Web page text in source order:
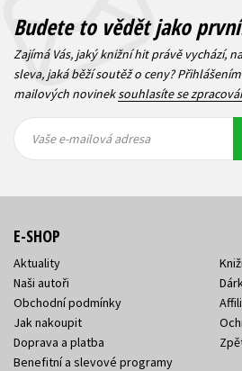
Budete to vědět jako
Zajímá Vás, jaký knižní hit právě vychází,
sleva, jaká běží soutěž o ceny?
mailových novineksouhlasíte se
mailová
mailová
Vaše e-mailová adresa
E-SHOP
Aktuality
Naši autoři
Obchodní podmínky
Jak nakoupit
Doprava a platba
Benefitní a slevové programy